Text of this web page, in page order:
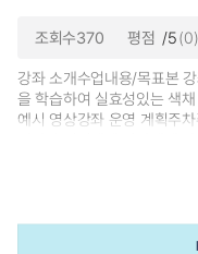
조회수370 평점 /5(0)
강좌 소개수업내용/목표본
을 학습하여 실효성있는 색
예시 영상강좌 운영 계획주
지각의 원리색채 지각색채